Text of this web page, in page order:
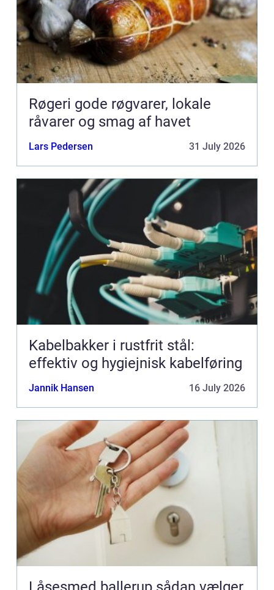
Røgeri gode røgvarer, lokale
råvarer og smag af havet
Lars Pedersen 31 July 2026
Kabelbakker i rustfrit stål:
effektiv og hygiejnisk kabelføring
Jannik Hansen 16 July 2026